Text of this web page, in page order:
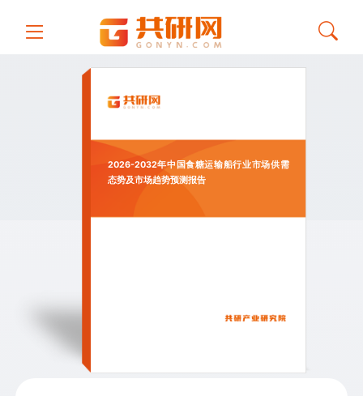
2026-2032年中国食糖运输船行业市场供需
态势及市场趋势预测报告